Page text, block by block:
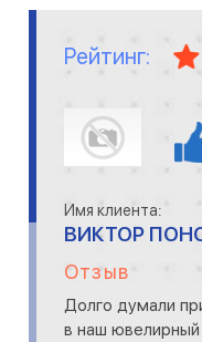
Рейтинг:
Имя клиента:
ВИКТОР
Отзыв
Долго думали
в наш ювелирный